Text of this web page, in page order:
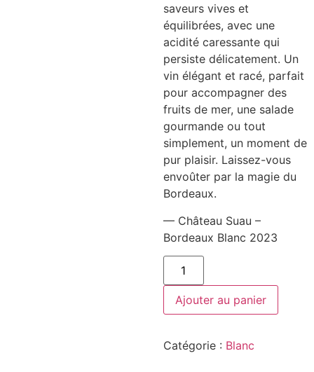
saveurs vives et
équilibrées, avec une
acidité caressante qui
persiste délicatement. Un
vin élégant et racé, parfait
pour accompagner des
fruits de mer, une salade
gourmande ou tout
simplement, un moment de
pur plaisir. Laissez-vous
envoûter par la magie du
Bordeaux.
— Château Suau –
Bordeaux Blanc 2023
quantité
Château
Suau
Bordeaux
2023
Ajouter au panier
Catégorie : Blanc